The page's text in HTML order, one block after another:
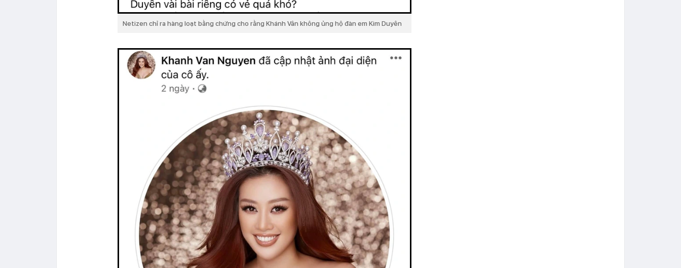
Netizen chỉ ra hàng loạt bằng chứng cho rằng Khánh Vân không ủng hộ đàn em Kim Duyên